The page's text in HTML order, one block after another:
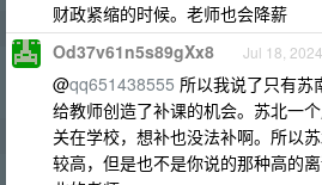
财政紧缩的时候。老师也会降薪
Od37v61n5s89gXx8 Jul 18, 2024
@qq651438555 所以我说了只有苏
给教师创造了补课的机会。苏北一
关在学校，想补也没法补啊。所以
较高，但是也不是你说的那种高的